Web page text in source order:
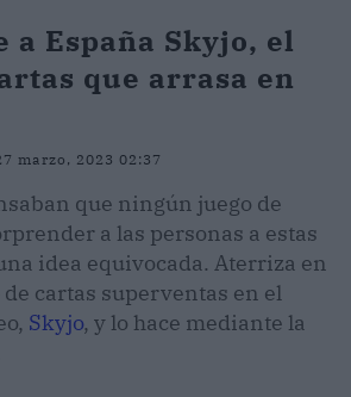
a España Skyjo, el
que arrasa en
marzo, 2023 02:37
que ningún juego de
a las personas a estas
idea equivocada. Aterriza en
de cartas superventas en el
Skyjo, y lo hace mediante la